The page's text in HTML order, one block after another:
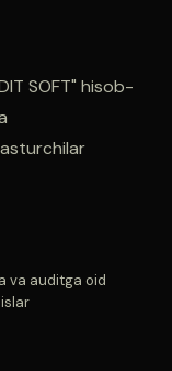
SOFT" hisob-
va auditga oid